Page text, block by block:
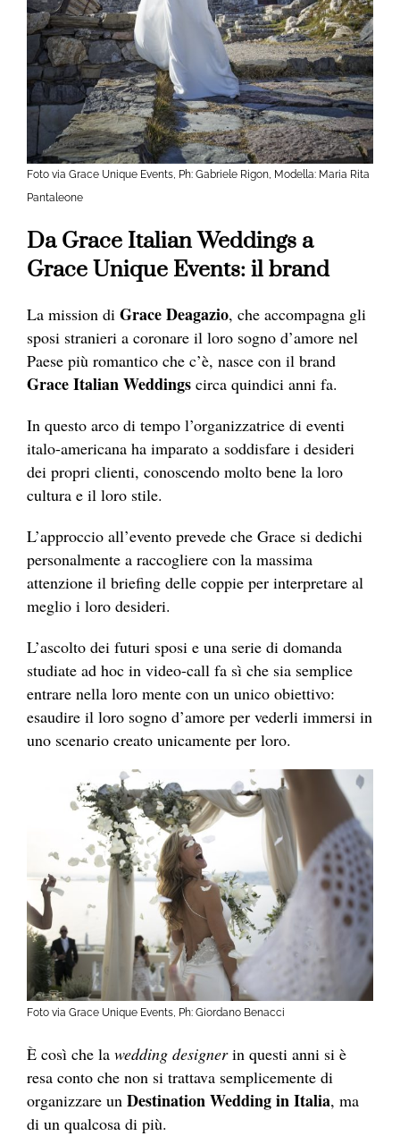
Foto via Grace Unique Events, Ph: Gabriele Rigon, Modella: Maria Rita
Pantaleone
Da Grace Italian Weddings a
Grace Unique Events: il brand
La mission di Grace Deagazio, che accompagna gli
sposi stranieri a coronare il loro sogno d’amore nel
Paese più romantico che c’è, nasce con il brand
Grace Italian Weddings circa quindici anni fa.
In questo arco di tempo l’organizzatrice di eventi
italo-americana ha imparato a soddisfare i desideri
dei propri clienti, conoscendo molto bene la loro
cultura e il loro stile.
L’approccio all’evento prevede che Grace si dedichi
personalmente a raccogliere con la massima
attenzione il briefing delle coppie per interpretare al
meglio i loro desideri.
L’ascolto dei futuri sposi e una serie di domanda
studiate ad hoc in video-call fa sì che sia semplice
entrare nella loro mente con un unico obiettivo:
esaudire il loro sogno d’amore per vederli immersi in
uno scenario creato unicamente per loro.
Foto via Grace Unique Events, Ph: Giordano Benacci
È così che la wedding designerin questi anni si è
resa conto che non si trattava semplicemente di
organizzare un Destination Wedding in Italia, ma
di un qualcosa di più.